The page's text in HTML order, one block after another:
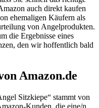
auch direkt kaufen
ehemaligen Käufern als
von Angelprodukten.
die Ergebnisse eines
den wir hoffentlich bald
Amazon.de
Sitzkiepe“ stammt von